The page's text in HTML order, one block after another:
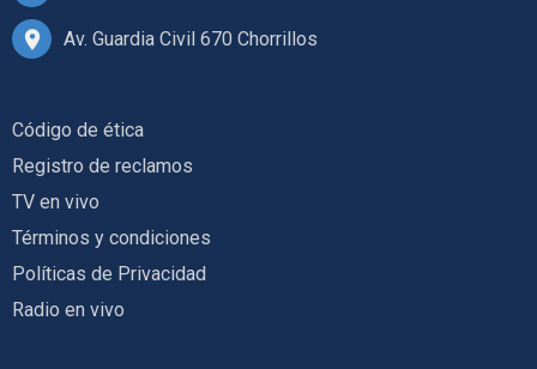
Av. Guardia Civil 670 Chorrillos
Código de ética
Registro de reclamos
TV en vivo
Términos y condiciones
Políticas de Privacidad
Radio en vivo